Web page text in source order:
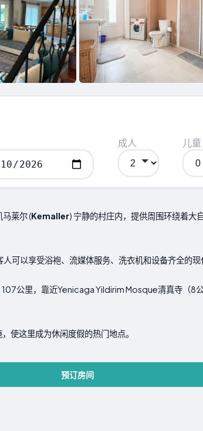
成人 儿童
莱尔 (Kemaller) 宁静的村庄内，提供周围环绕着大
可以享受浴袍、流媒体服务、洗衣机和设备齐全的现
公里，靠近Yenicaga Yildirim Mosque清真寺（8
使这里成为休闲度假的热门地点。
预订房间